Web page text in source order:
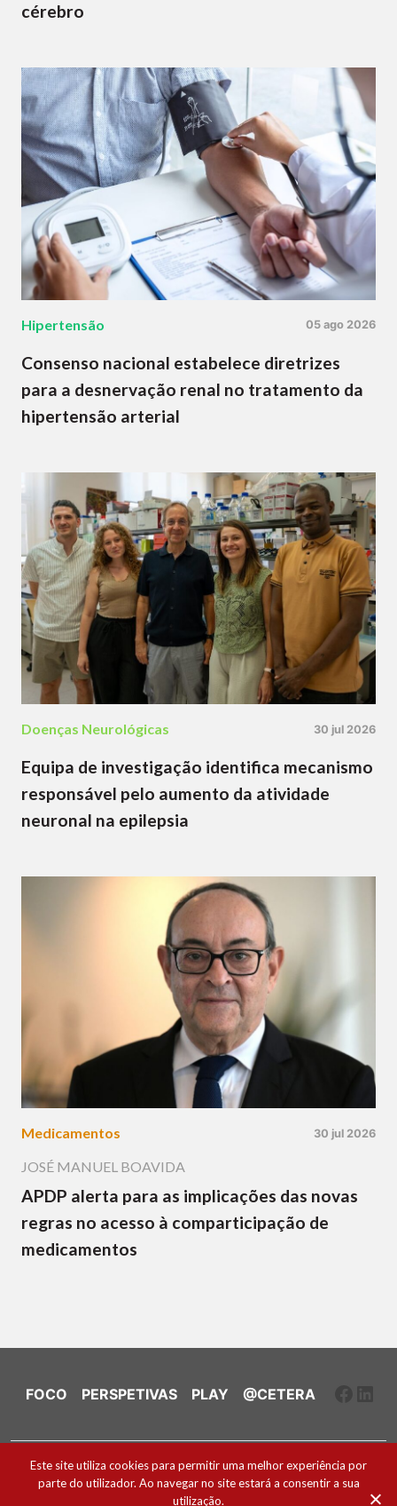
cérebro
Hipertensão 05 ago 2026
Consenso nacional estabelece diretrizes
para a desnervação renal no tratamento da
hipertensão arterial
Doenças Neurológicas 30 jul 2026
Equipa de investigação identifica mecanismo
responsável pelo aumento da atividade
neuronal na epilepsia
Medicamentos 30 jul 2026
JOSÉ MANUEL BOAVIDA
APDP alerta para as implicações das novas
regras no acesso à comparticipação de
medicamentos
FOCO PERSPETIVAS PLAY @CETERA
Ficha Técnica e Estatuto Editorial
Política de Cookies
Este site utiliza cookies para permitir uma melhor experiência por
parte do utilizador. Ao navegar no site estará a consentir a sua
utilização.